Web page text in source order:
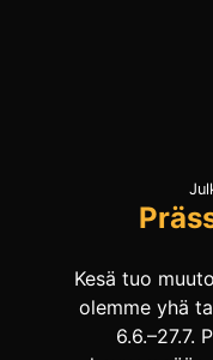
Kesä tuo
olemme yhä
6.6.–27.7.